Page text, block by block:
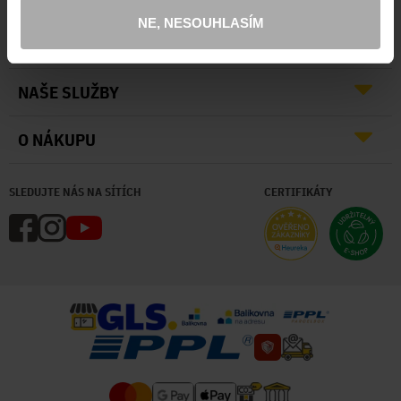
NE, NESOUHLASÍM
SLEDUJTE NÁS NA SÍTÍCH CERTIFIKÁTY
O NÁS
NAŠE SLUŽBY
O NÁKUPU